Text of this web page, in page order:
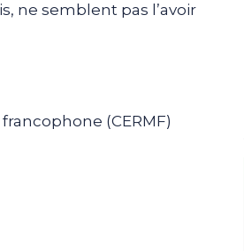
ne semblent pas l’avoir
(CERMF)